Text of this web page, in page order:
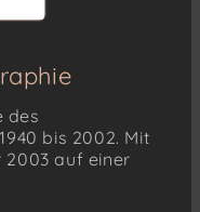
des
bis 2002. Mit
2003 auf einer